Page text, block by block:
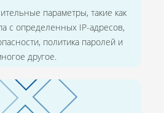
параметры, такие как
с определенных IP-адресов,
политика паролей и
другое.